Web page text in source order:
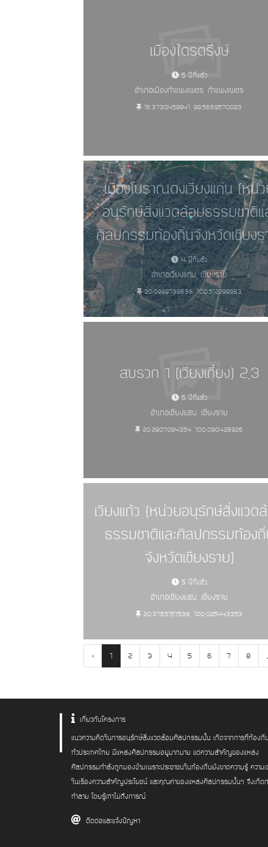
เมืองไตรตรึงษ์
5 ปีที่แล้ว
อำเภอเมืองกำแพงเพชร, กำแพงเพชร
16.3730459941, 99.5669570023
เมืองโบราณดงเวียงแก่น (หน่
อนุรักษ์สิ่งแวดล้อมธรรมชาติแ
ศิลปกรรมท้องถิ่นจังหวัดเชียงร
4 ปีที่แล้ว
อำเภอเวียงแก่น, เชียงราย
20.0999739838, 100.512299983
สบรวก 1 (เวียงเกี๋ยง) 2,3
5 ปีที่แล้ว
อำเภอเชียงแสน, เชียงราย
20.2907094354, 100.090428926
เวียงแก้ว (หน่วยอนุรักษ์สิ่งแวด
ธรรมชาติและศิลปกรรมท้อง
จังหวัดเชียงราย)
5 ปีที่แล้ว
อำเภอเชียงแสน, เชียงราย
20.3765157538, 100.025443353
‹ 1 2 3 4 5 6 7 8
เกี่ยวกับโครงการ
แนวความคิดในการอนุรักษ์สิ่งแวดล้อมศิลปกรรมนั้น เกิดจากการที่ท้องถิ่
ทั่วประเทศไทย มีแหล่งศิลปกรรมอยู่มากมาย แต่ความสำคัญของแหล่ง
ศิลปกรรมกำลังถูกมองข้ามเพราะประชาชนในท้องถิ่นยังขาดความรู้ ความเ
ในเรื่องความสำคัญประโยชน์ และคุณค่าของแหล่งศิลปกรรมนั้นๆ จึงเกิด
ทำลาย โดยรู้เท่าไม่ถึงการณ์
ติดต่อและแจ้งปัญหา